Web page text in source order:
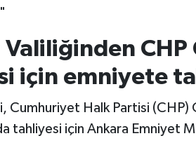
için emniyete
Cumhuriyet Halk Partisi (CHP)
tahliyesi için Ankara Emniyet